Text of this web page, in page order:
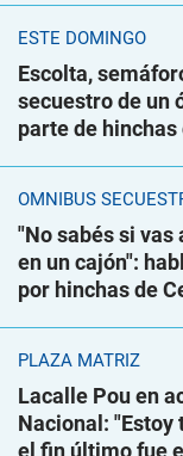
ESTE DOMINGO
Escolta,
secuestro de un
parte de hinchas
ÓMNIBUS
"No sabés si vas
en un cajón":
por hinchas de
PLAZA MATRIZ
Lacalle Pou en
Nacional:
el fin último fue